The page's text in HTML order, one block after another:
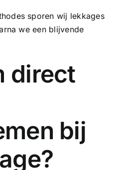
sporen wij lekkages
we een blijvende
direct
bij